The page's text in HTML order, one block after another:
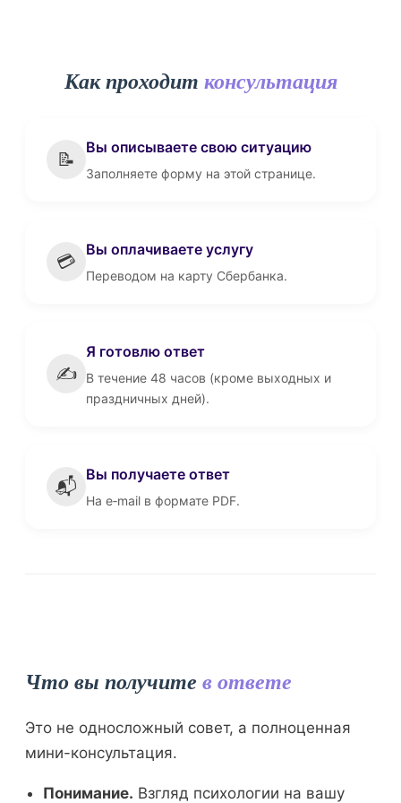
Как проходит консультация
📝
Вы описываете свою ситуацию
Заполняете форму на этой странице.
💳
Вы оплачиваете услугу
Переводом на карту Сбербанка.
✍️
Я готовлю ответ
В течение 48 часов (кроме выходных и
праздничных дней).
📬
Вы получаете ответ
На e‑mail в формате PDF.
Что вы получите в ответе
Это не односложный совет, а полноценная
мини-консультация.
Понимание. Взгляд психологии на вашу